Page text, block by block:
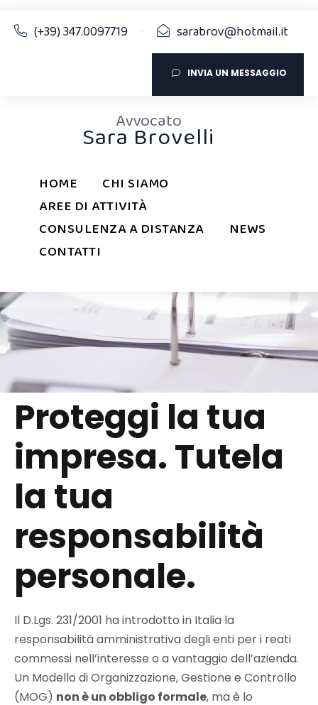
(+39) 347.0097719 · sarabrov@hotmail.it
INVIA UN MESSAGGIO
Avvocato
Sara Brovelli
HOME
CHI SIAMO
AREE DI ATTIVITÀ
CONSULENZA A DISTANZA
NEWS
CONTATTI
COMPLIANCE 231 E MODELLI
ORGANIZZATIVI D.LGS. 231/2001
Proteggi la tua
impresa. Tutela
la tua
responsabilità
personale.
Il D.Lgs. 231/2001 ha introdotto in Italia la
responsabilità amministrativa degli enti per i reati
commessi nell’interesse o a vantaggio dell’azienda.
Un Modello di Organizzazione, Gestione e Controllo
(MOG) non è un obbligo formale, ma è lo